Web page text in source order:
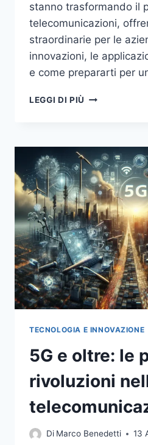
stanno trasformando il
telecomunicazioni,
straordinarie per le
innovazioni, le
e come prepararti per
LEGGI DI PIÙ 5G
FUTURO
DELLE
TECNOLOGIA E INNOVAZIONE
5G e oltre: le
rivoluzioni
Di Marco Benedetti 13